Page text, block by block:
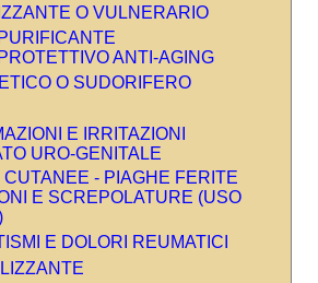
O VULNERARIO
ANTI-AGING
O SUDORIFERO
E IRRITAZIONI
URO-GENITALE
CUTANEE - PIAGHE FERITE
E SCREPOLATURE (USO
E DOLORI REUMATICI